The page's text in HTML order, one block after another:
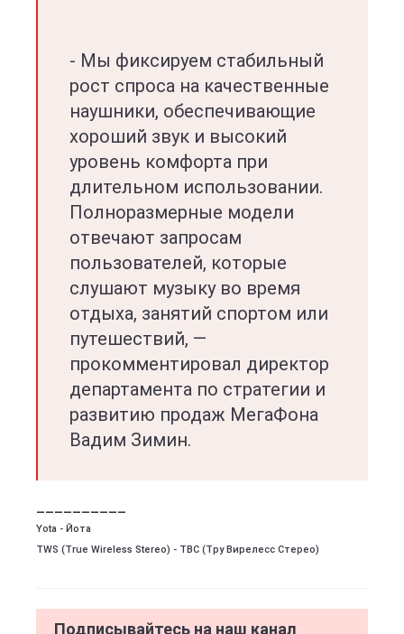
- Мы фиксируем стабильный
рост спроса на качественные
наушники, обеспечивающие
хороший звук и высокий
уровень комфорта при
длительном использовании.
Полноразмерные модели
отвечают запросам
пользователей, которые
слушают музыку во время
отдыха, занятий спортом или
путешествий, —
прокомментировал директор
департамента по стратегии и
развитию продаж МегаФона
Вадим Зимин.
Yota - Йота
TWS (True Wireless Stereo) - ТВС (Тру Вирелесс Стерео)
Подписывайтесь на наш канал